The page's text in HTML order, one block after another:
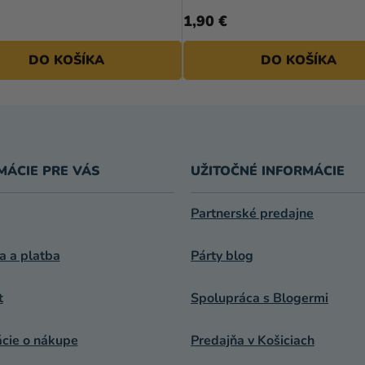
DO KOŠÍKA
1,90 €
DO KOŠÍKA
PRE VÁS
a platba
o nákupe
UŽITOČNÉ INFORMÁCIE
Partnerské predajne
Párty blog
Spolupráca s Blogermi
Predajňa v Košiciach